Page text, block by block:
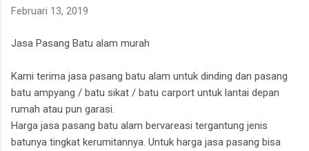
Februari 13, 2019
Jasa Pasang Batu alam murah
Kami terima jasa pasang batu alam untuk dinding dan pasang
batu ampyang / batu sikat / batu carport untuk lantai depan
rumah atau pun garasi.
Harga jasa pasang batu alam bervareasi tergantung jenis
batunya tingkat kerumitannya. Untuk harga jasa pasang bisa